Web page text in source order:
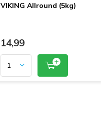
VIKING Allround (5kg)
14,99